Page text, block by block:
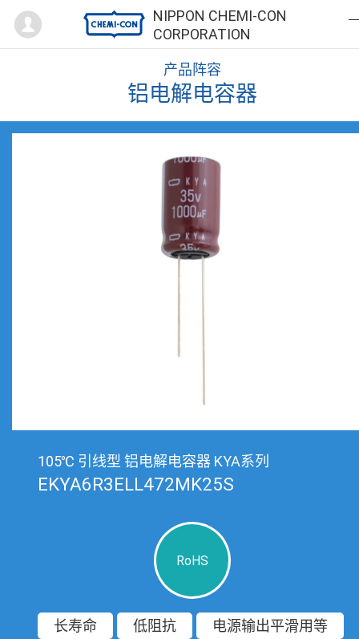
NIPPON CHEMI-CON
CORPORATION
Mypage
产品阵容
铝电解电容器
105℃ 引线型 铝电解电容器 KYA系列
EKYA6R3ELL472MK25S
RoHS
长寿命 低阻抗 电源输出平滑用等